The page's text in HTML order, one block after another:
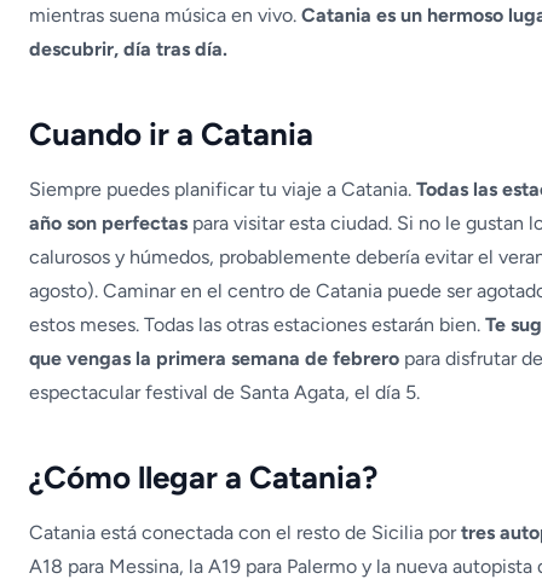
mientras suena música en vivo. Catania es un hermoso
descubrir, día tras día.
Cuando ir a Catania
Siempre puedes planificar tu viaje a Catania. Todas las
año son perfectas para visitar esta ciudad. Si no le gustan
calurosos y húmedos, probablemente debería evitar el
agosto). Caminar en el centro de Catania puede ser
estos meses. Todas las otras estaciones estarán bien. Te
que vengas la primera semana de febrero para disfrutar
espectacular festival de Santa Agata, el día 5.
¿Cómo llegar a Catania?
Catania está conectada con el resto de Sicilia portres
A18 para Messina, la A19 para Palermo y la nueva autopista